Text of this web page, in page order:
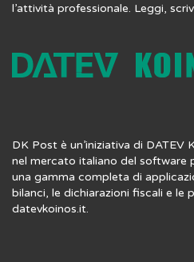
l’attività professionale. Leggi,
DK Post è un’iniziativa di DATEV
nel mercato italiano del software
una gamma completa di
bilanci, le dichiarazioni fiscali e le
datevkoinos.it.